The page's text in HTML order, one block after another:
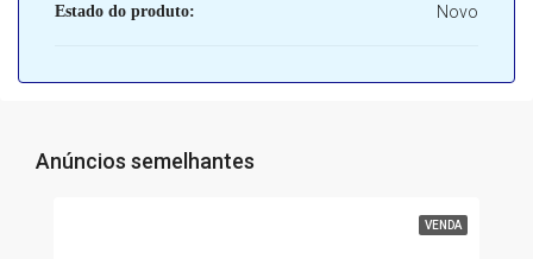
Estado do produto: Novo
Anúncios semelhantes
VENDA